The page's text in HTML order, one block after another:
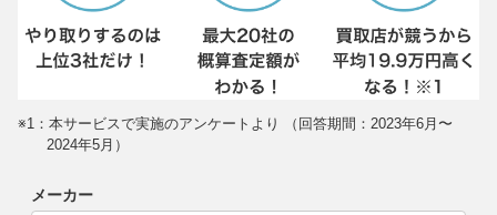
※1：本サービスで実施のアンケートより （回答期間：2023年6月〜
2024年5月）
メーカー